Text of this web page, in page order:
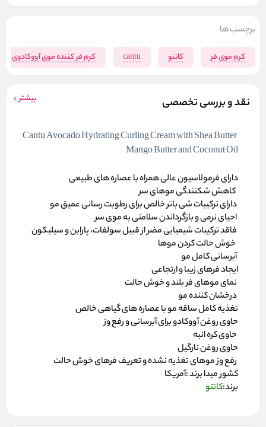
نقد و بررسی تخصصی بیشتر
Cantu Avocado Hydrating Curling Cream with Shea Butter
Mango Butter and Coconut Oil
دارای فرمولاسیون عالی همراه با عصاره های طبیعی
کاهش شکنندگی موهای سر
دارای ترکیبات شی باتر خالص برای رطوبت رسانی عمیق مو
احیای نرمی و بازگرداندن سلامتی به موی سر
فاقد ترکیبات شیمیایی مضر از قبیل سولفات، پارابن و سیلیکون
خوش حالت کردن موها
آبرسانی کامل مو
ایجاد فرهای زیبا و ارتجاعی
نمای موهای فر بلند و خوش حالت
درخشان کننده مو
تغذیه کامل ساقه مو با عصاره های گیاهی خالص
حاوی روغن آووکادو برای آبرسانی و رفع وز
حاوی کره انبه
حاوی روغن نارگیل
رفع وز موهای تغذیه نشده و تعریف فرهای خوش حالت
کشور مبدا برند :آمریکا
برند:کانتو
برچسب ها
کرم موی فر کانتو cantu کرم فر کننده موی آووکادوی